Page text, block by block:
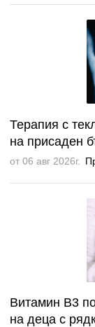
Терапия с
на присаден
от 06 авг 2026г.
Витамин B3
на деца с